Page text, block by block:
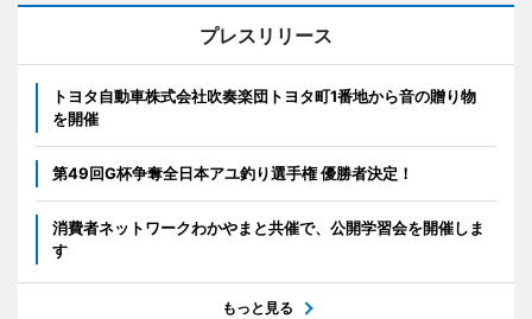
プレスリリース
トヨタ自動車株式会社吹奏楽団トヨタ町1番地から音の贈り物
を開催
第49回G杯争奪全日本アユ釣り選手権 優勝者決定！
消費者ネットワークわかやまと共催で、公開学習会を開催しま
す
もっと見る